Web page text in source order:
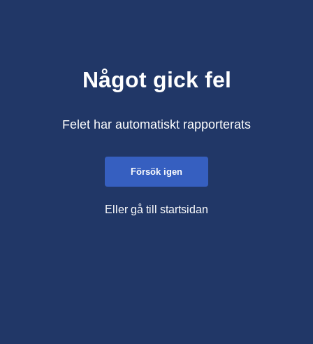
Något gick fel
Felet har automatiskt rapporterats
Försök igen
Eller gå till startsidan